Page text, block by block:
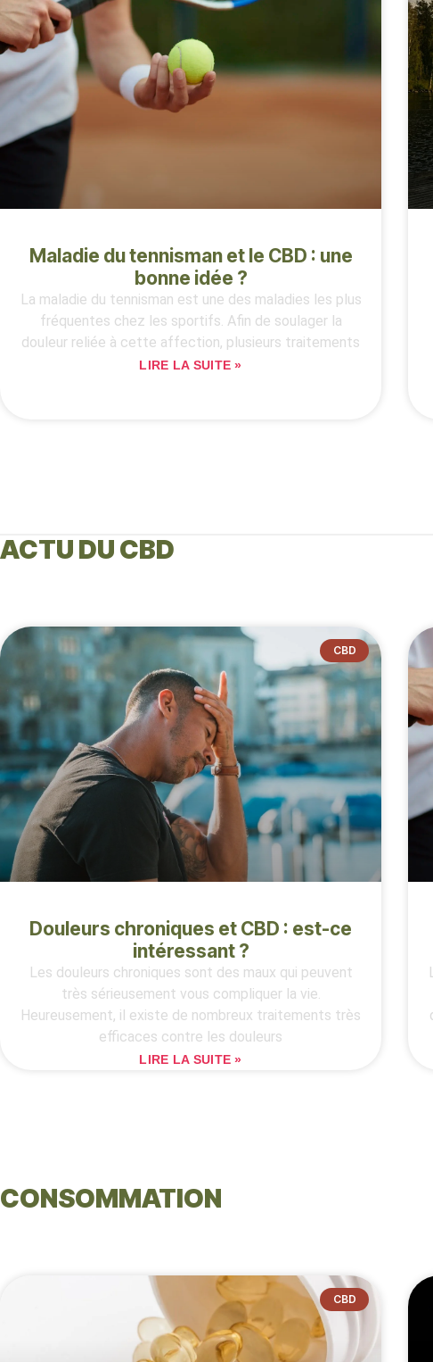
Maladie du tennisman et le CBD : une
bonne idée ?
La maladie du tennisman est une des maladies les plus
fréquentes chez les sportifs. Afin de soulager la
douleur reliée à cette affection, plusieurs traitements
LIRE LA SUITE »
ACTU DU CBD
CBD
Douleurs chroniques et CBD : est-ce
intéressant ?
Les douleurs chroniques sont des maux qui peuvent
très sérieusement vous compliquer la vie.
Heureusement, il existe de nombreux traitements très
efficaces contre les douleurs
LIRE LA SUITE »
CONSOMMATION
CBD